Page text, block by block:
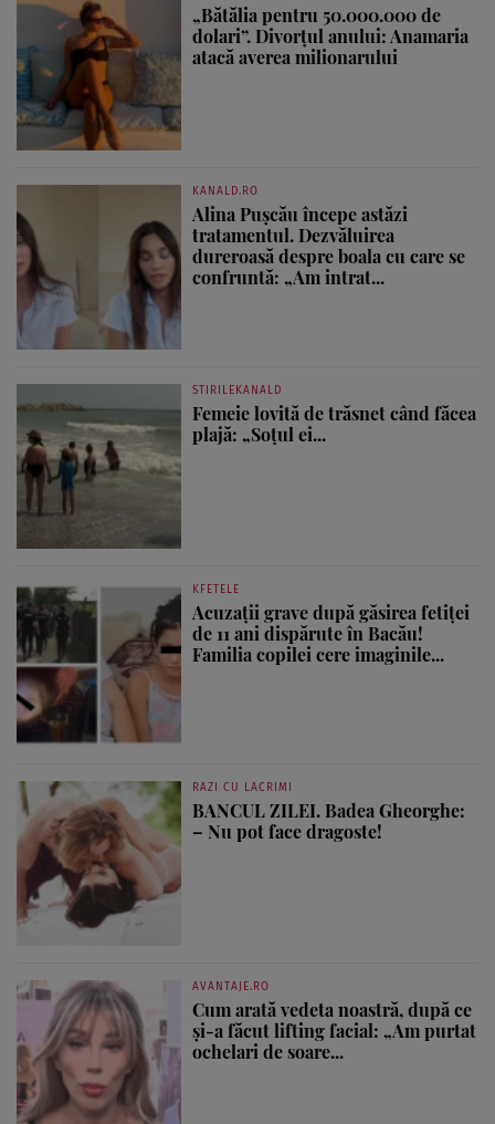
„Bătălia pentru 50.000.000 de
dolari”. Divorțul anului: Anamaria
atacă averea milionarului
KANALD.RO
Alina Pușcău începe astăzi
tratamentul. Dezvăluirea
dureroasă despre boala cu care se
confruntă: „Am intrat...
STIRILEKANALD
Femeie lovită de trăsnet când făcea
plajă: „Soțul ei...
KFETELE
Acuzații grave după găsirea fetiței
de 11 ani dispărute în Bacău!
Familia copilei cere imaginile...
RAZI CU LACRIMI
BANCUL ZILEI. Badea Gheorghe:
– Nu pot face dragoste!
AVANTAJE.RO
Cum arată vedeta noastră, după ce
și-a făcut lifting facial: „Am purtat
ochelari de soare...